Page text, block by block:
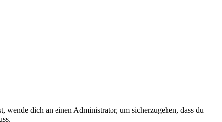
dich an einen Administrator, um sicherzugehen, dass du